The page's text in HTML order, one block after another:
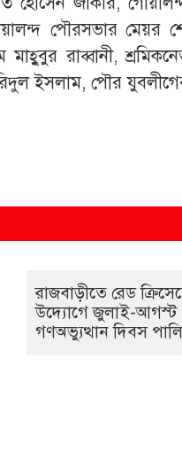
পৌরসভার মেয়র
রাব্বানী,
ইসলাম, পৌর
রাজবাড়ীতে রেড
উদ্যোগে জুলাই-আগস্ট
গণঅভ্যুত্থান দিবস